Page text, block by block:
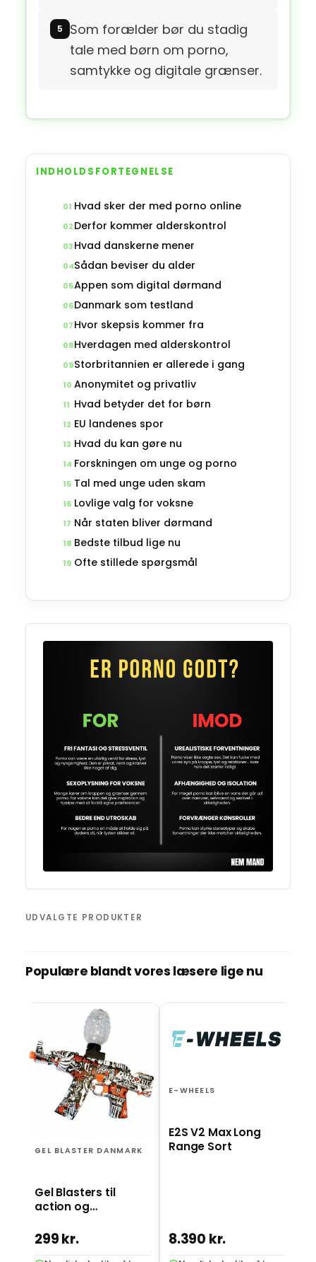
Som forælder bør du stadig
tale med børn om porno,
samtykke og digitale grænser.
INDHOLDSFORTEGNELSE
01 Hvad sker der med porno online
02 Derfor kommer alderskontrol
03 Hvad danskerne mener
04Sådan beviser du alder
05Appen som digital dørmand
06Danmark som testland
07 Hvor skepsis kommer fra
08Hverdagen med alderskontrol
09Storbritannien er allerede i gang
10 Anonymitet og privatliv
11 Hvad betyder det for børn
12 EU landenes spor
13 Hvad du kan gøre nu
14 Forskningen om unge og porno
15 Tal med unge uden skam
16 Lovlige valg for voksne
17 Når staten bliver dørmand
18 Bedste tilbud lige nu
19 Ofte stillede spørgsmål
UDVALGTE PRODUKTER
Populære blandt vores læsere lige nu
GEL BLASTER DANMARK
Gel Blasters til
action og
299 kr.
E-WHEELS
E2S V2 Max Long
Range Sort
8.390 kr.